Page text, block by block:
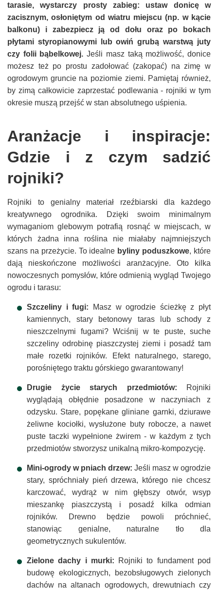
tarasie, wystarczy prosty zabieg: ustaw donicę w
zacisznym, osłoniętym od wiatru miejscu (np. w kącie
balkonu) i zabezpiecz ją od dołu oraz po bokach
płytami styropianowymi lub owiń grubą warstwą juty
czy folii bąbelkowej. Jeśli masz taką możliwość, donice
możesz też po prostu zadołować (zakopać) na zimę w
ogrodowym gruncie na poziomie ziemi. Pamiętaj również,
by zimą całkowicie zaprzestać podlewania - rojniki w tym
okresie muszą przejść w stan absolutnego uśpienia.
Aranżacje i inspiracje:
Gdzie i z czym sadzić
rojniki?
Rojniki to genialny materiał rzeźbiarski dla każdego
kreatywnego ogrodnika. Dzięki swoim minimalnym
wymaganiom glebowym potrafią rosnąć w miejscach, w
których żadna inna roślina nie miałaby najmniejszych
szans na przeżycie. To idealne byliny poduszkowe, które
dają nieskończone możliwości aranżacyjne. Oto kilka
nowoczesnych pomysłów, które odmienią wygląd Twojego
ogrodu i tarasu:
Szczeliny i fugi: Masz w ogrodzie ścieżkę z płyt
kamiennych, stary betonowy taras lub schody z
nieszczelnymi fugami? Wciśnij w te puste, suche
szczeliny odrobinę piaszczystej ziemi i posadź tam
małe rozetki rojników. Efekt naturalnego, starego,
porośniętego traktu górskiego gwarantowany!
Drugie życie starych przedmiotów: Rojniki
wyglądają obłędnie posadzone w naczyniach z
odzysku. Stare, popękane gliniane garnki, dziurawe
żeliwne kociołki, wysłużone buty robocze, a nawet
puste taczki wypełnione żwirem - w każdym z tych
przedmiotów stworzysz unikalną mikro-kompozycję.
Mini-ogrody w pniach drzew: Jeśli masz w ogrodzie
stary, spróchniały pień drzewa, którego nie chcesz
karczować, wydrąż w nim głębszy otwór, wsyp
mieszankę piaszczystą i posadź kilka odmian
rojników. Drewno będzie powoli próchnieć,
stanowiąc genialne, naturalne tło dla
geometrycznych sukulentów.
Zielone dachy i murki: Rojniki to fundament pod
budowę ekologicznych, bezobsługowych zielonych
dachów na altanach ogrodowych, drewutniach czy